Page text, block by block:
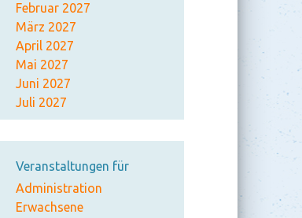
Februar 2027
März 2027
April 2027
Mai 2027
Juni 2027
Juli 2027
Veranstaltungen für
Administration
Erwachsene